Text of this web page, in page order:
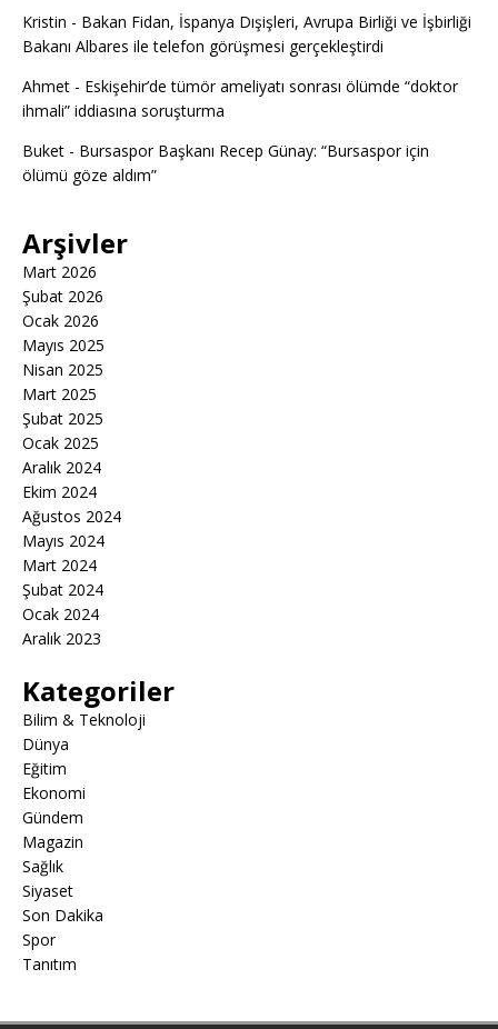
Kristin - Bakan Fidan, İspanya Dışişleri, Avrupa Birliği ve İşbirliği
Bakanı Albares ile telefon görüşmesi gerçekleştirdi
Ahmet - Eskişehir’de tümör ameliyatı sonrası ölümde “doktor
ihmali” iddiasına soruşturma
Buket - Bursaspor Başkanı Recep Günay: “Bursaspor için
ölümü göze aldım”
Arşivler
Mart 2026
Şubat 2026
Ocak 2026
Mayıs 2025
Nisan 2025
Mart 2025
Şubat 2025
Ocak 2025
Aralık 2024
Ekim 2024
Ağustos 2024
Mayıs 2024
Mart 2024
Şubat 2024
Ocak 2024
Aralık 2023
Kategoriler
Bilim & Teknoloji
Dünya
Eğitim
Ekonomi
Gündem
Magazin
Sağlık
Siyaset
Son Dakika
Spor
Tanıtım